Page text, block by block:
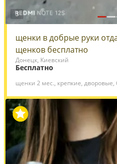
3
щенки в добрые руки
щенков бесплатно
Донецк, Киевский
Бесплатно
щенки 2 мес., крепкие, дворовые,